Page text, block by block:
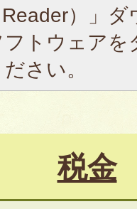
）」
トウェア
さい。
税金